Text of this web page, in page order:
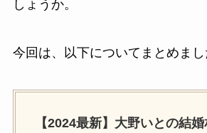
しょうか。
今回は、以下についてまとめまし
【2024最新】大野いとの結